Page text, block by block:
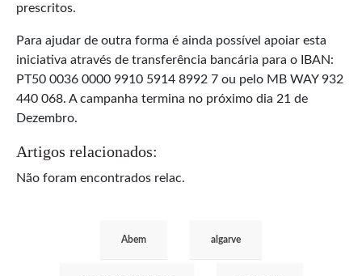
prescritos.
Para ajudar de outra forma é ainda possível apoiar esta
iniciativa através de transferência bancária para o IBAN:
PT50 0036 0000 9910 5914 8992 7 ou pelo MB WAY 932
440 068. A campanha termina no próximo dia 21 de
Dezembro.
Artigos relacionados:
Não foram encontrados relac.
Abem algarve